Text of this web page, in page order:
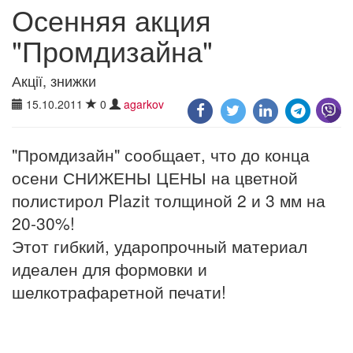
Осенняя акция
"Промдизайна"
Акції, знижки
15.10.2011 0 agarkov
"Промдизайн" сообщает, что до конца
осени СНИЖЕНЫ ЦЕНЫ на цветной
полистирол Plazit толщиной 2 и 3 мм на
20-30%!
Этот гибкий, ударопрочный материал
идеален для формовки и
шелкотрафаретной печати!